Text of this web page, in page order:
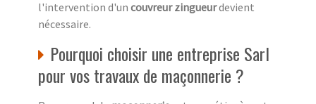
l'intervention d'un couvreur zingueurdevient
nécessaire.
Pourquoi choisir une entreprise Sarl
pour vos travaux de maçonnerie ?